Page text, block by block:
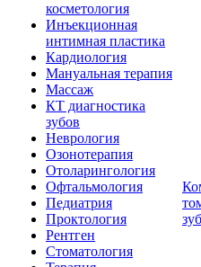
косметология
Инъекционная
интимная пластика
Кардиология
Мануальная терапия
Массаж
КТ диагностика
зубов
Неврология
Озонотерапия
Отоларингология
Офтальмология
Педиатрия
Проктология
Рентген
Стоматология